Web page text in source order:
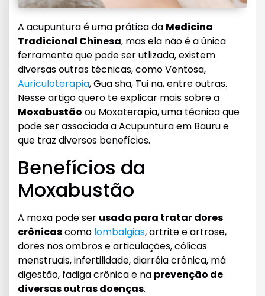
A acupuntura é uma prática da Medicina
Tradicional Chinesa, mas ela não é a única
ferramenta que pode ser utlizada, existem
diversas outras técnicas, como Ventosa,
Auriculoterapia, Gua sha, Tui na, entre outras.
Nesse artigo quero te explicar mais sobre a
Moxabustão ou Moxaterapia, uma técnica que
pode ser associada a Acupuntura em Bauru e
que traz diversos benefícios.
Benefícios da
Moxabustão
A moxa pode ser usada para tratar dores
crônicascomo lombalgias, artrite e artrose,
dores nos ombros e articulações, cólicas
menstruais, infertilidade, diarréia crônica, má
digestão, fadiga crônica e na prevenção de
diversas outras doenças.